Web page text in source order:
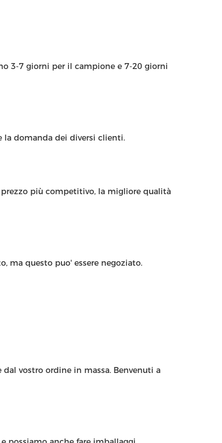
3-7 giorni per il campione e 7-20 giorni
la domanda dei diversi clienti.
più competitivo, la migliore qualità
ma questo puo' essere negoziato.
vostro ordine in massa. Benvenuti a